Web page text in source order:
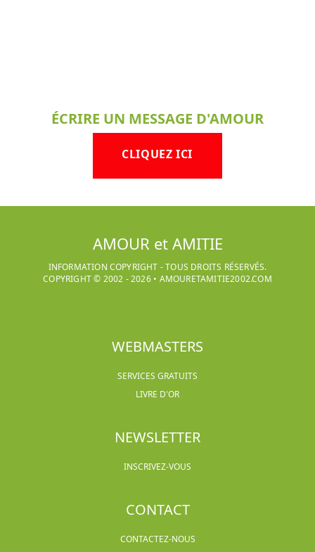
ÉCRIRE UN MESSAGE D'AMOUR
CLIQUEZ ICI
AMOUR et AMITIE
INFORMATION COPYRIGHT - TOUS DROITS RÉSERVÉS.
COPYRIGHT © 2002 -2026• AMOURETAMITIE2002.COM
WEBMASTERS
SERVICES GRATUITS
LIVRE D'OR
NEWSLETTER
INSCRIVEZ-VOUS
CONTACT
CONTACTEZ-NOUS